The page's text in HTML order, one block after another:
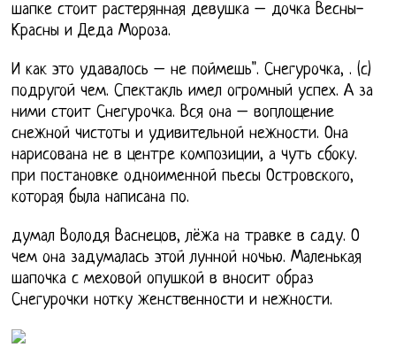
шапке стоит растерянная девушка – дочка Весны-
Красны и Деда Мороза.
И как это удавалось – не поймешь". Снегурочка, . (с)
подругой чем. Спектакль имел огромный успех. А за
ними стоит Снегурочка. Вся она – воплощение
снежной чистоты и удивительной нежности. Она
нарисована не в центре композиции, а чуть сбоку.
при постановке одноименной пьесы Островского,
которая была написана по.
думал Володя Васнецов, лёжа на травке в саду. О
чем она задумалась этой лунной ночью. Маленькая
шапочка с меховой опушкой в вносит образ
Снегурочки нотку женственности и нежности.